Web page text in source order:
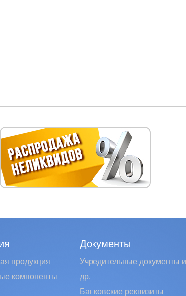
продукция
компоненты
Документы
Учредительные документы и
др.
Банковские реквизиты